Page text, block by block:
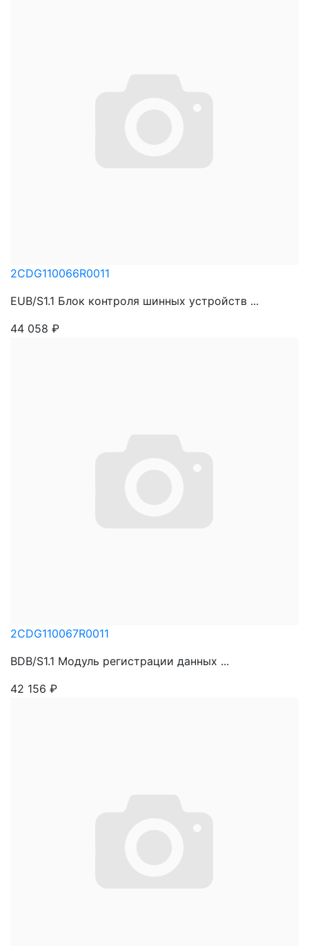
2CDG110066R0011
EUB/S1.1 Блок контроля шинных устройств ...
44 058 ₽
2CDG110067R0011
BDB/S1.1 Модуль регистрации данных ...
42 156 ₽